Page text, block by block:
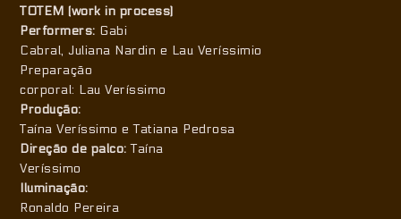
TOTEM (work in process)
Performers: Gabi
Cabral, Juliana Nardin e Lau Veríssimio
Preparação
corporal: Lau Veríssimo
Produção:
Taína Veríssimo e Tatiana Pedrosa
Direção de palco: Taína
Veríssimo
Iluminação:
Ronaldo Pereira